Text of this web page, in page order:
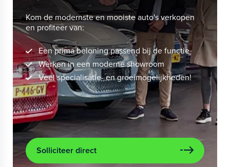
Kom de modernste en mooiste auto's verkopen
en profiteer van:
Een prima beloning passend bij de functie
Werken in een moderne showroom
Veel specialisatie- en groeimogelijkheden!
Solliciteer direct